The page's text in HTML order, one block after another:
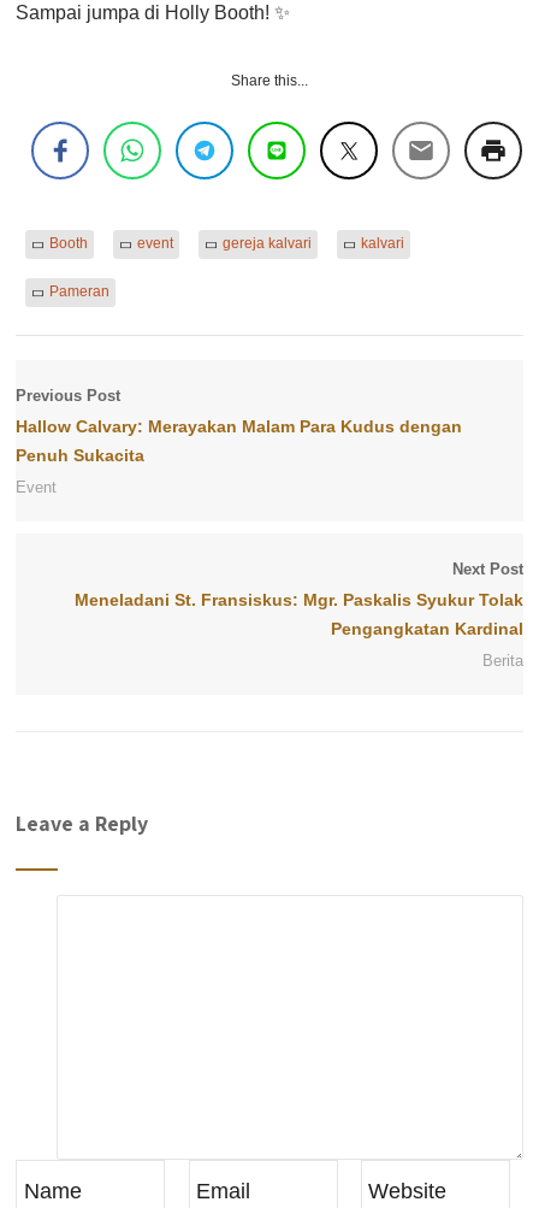
Sampai jumpa di Holly Booth! ✨
Share this...
Booth event gereja kalvari kalvari
Pameran
Previous Post
Hallow Calvary: Merayakan Malam Para Kudus dengan
Penuh Sukacita
Event
Next Post
Meneladani St. Fransiskus: Mgr. Paskalis Syukur Tolak
Pengangkatan Kardinal
Berita
Leave a Reply